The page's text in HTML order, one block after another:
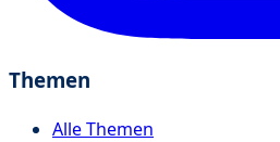
Themen
Alle Themen